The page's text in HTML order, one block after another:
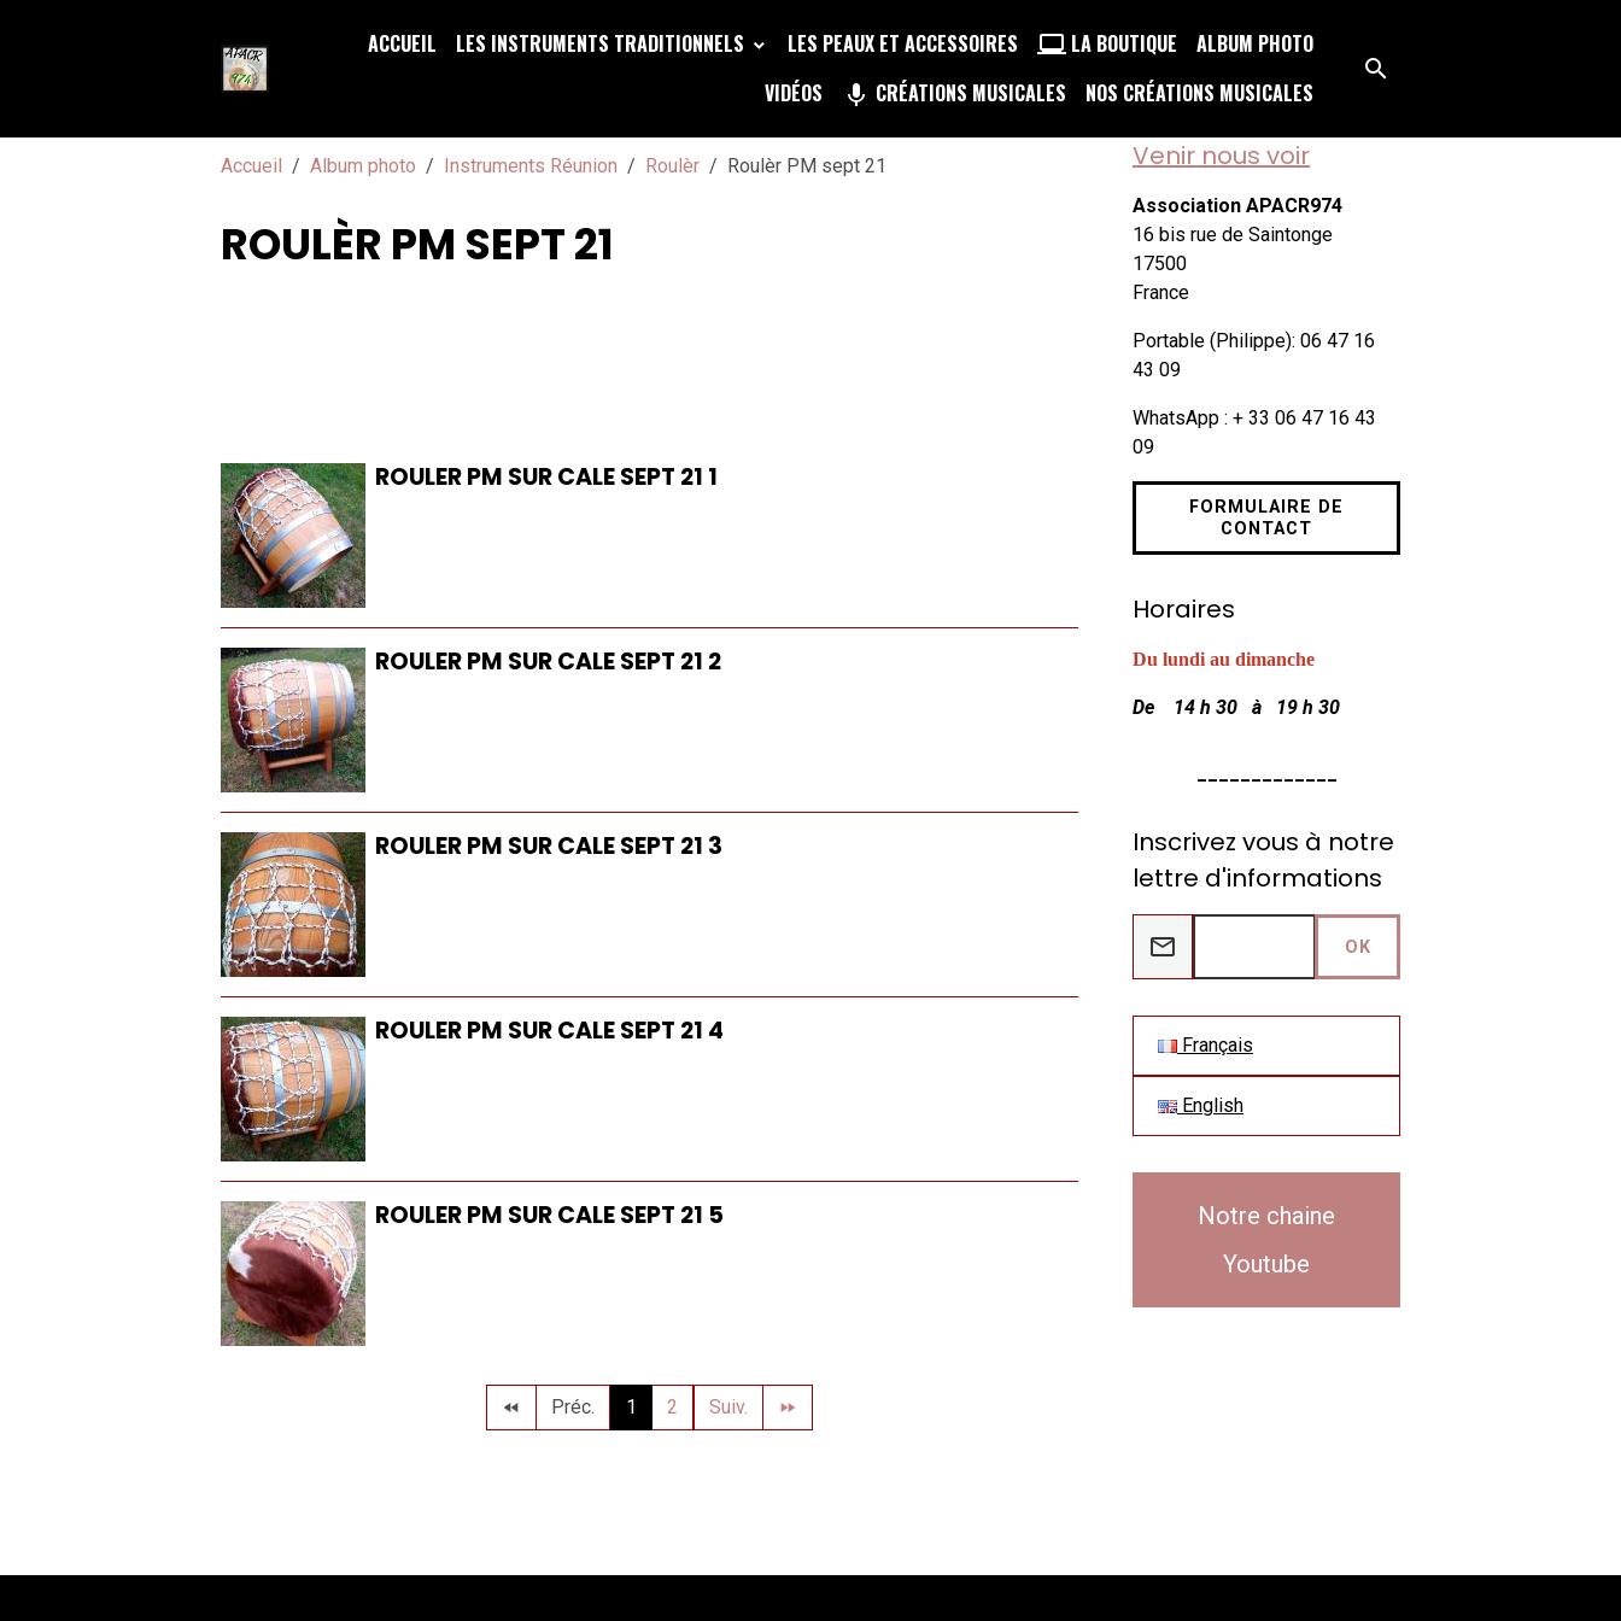
ACCUEIL LES INSTRUMENTS TRADITIONNELS LES PEAUX ET ACCESSOIRES LA BOUTIQUE
ALBUM PHOTO
VIDÉOS
CRÉATIONS MUSICALES NOS CRÉATIONS MUSICALES
Accueil Album photo Instruments Réunion Roulèr Roulèr PM sept 21
ROULÈR PM SEPT 21
ROULER PM SUR CALE SEPT 21 1
ROULER PM SUR CALE SEPT 21 2
ROULER PM SUR CALE SEPT 21 3
ROULER PM SUR CALE SEPT 21 4
ROULER PM SUR CALE SEPT 21 5
Préc. 1 2 Suiv.
Venir nous voir
Association APACR974
16 bis rue de Saintonge
17500
France
Portable (Philippe): 06 47 16
43 09
WhatsApp : + 33 06 47 16 43
09
FORMULAIRE DE
CONTACT
Horaires
Du lundi au dimanche
De 14 h 30 à 19 h 30
Inscrivez vous à notre
lettre d'informations
OK
Français
English
Notre chaine
Youtube